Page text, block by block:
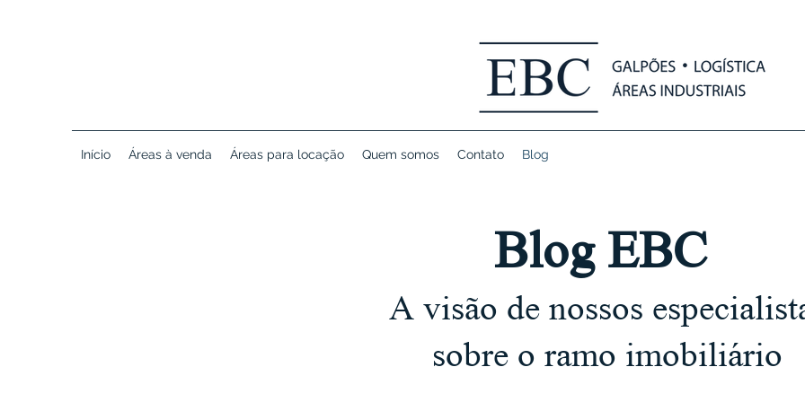
Início Áreas à venda Áreas para locação Quem somos Contato Blog
Blog EBC
A visão de nossos
sobre o ramo imobiliário